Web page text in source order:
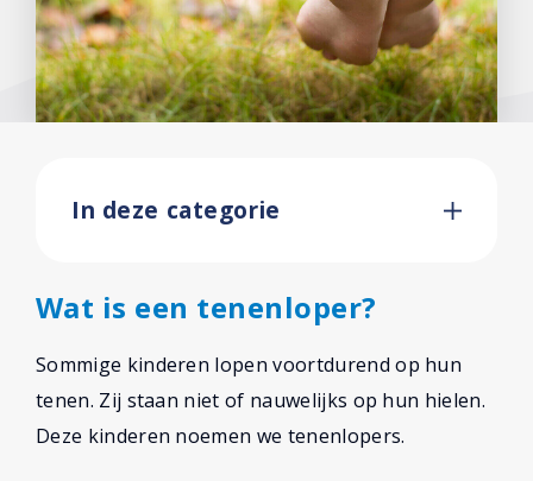
In deze categorie
Wat is een tenenloper?
Sommige kinderen lopen voortdurend op hun
tenen. Zij staan niet of nauwelijks op hun hielen.
Deze kinderen noemen we tenenlopers.